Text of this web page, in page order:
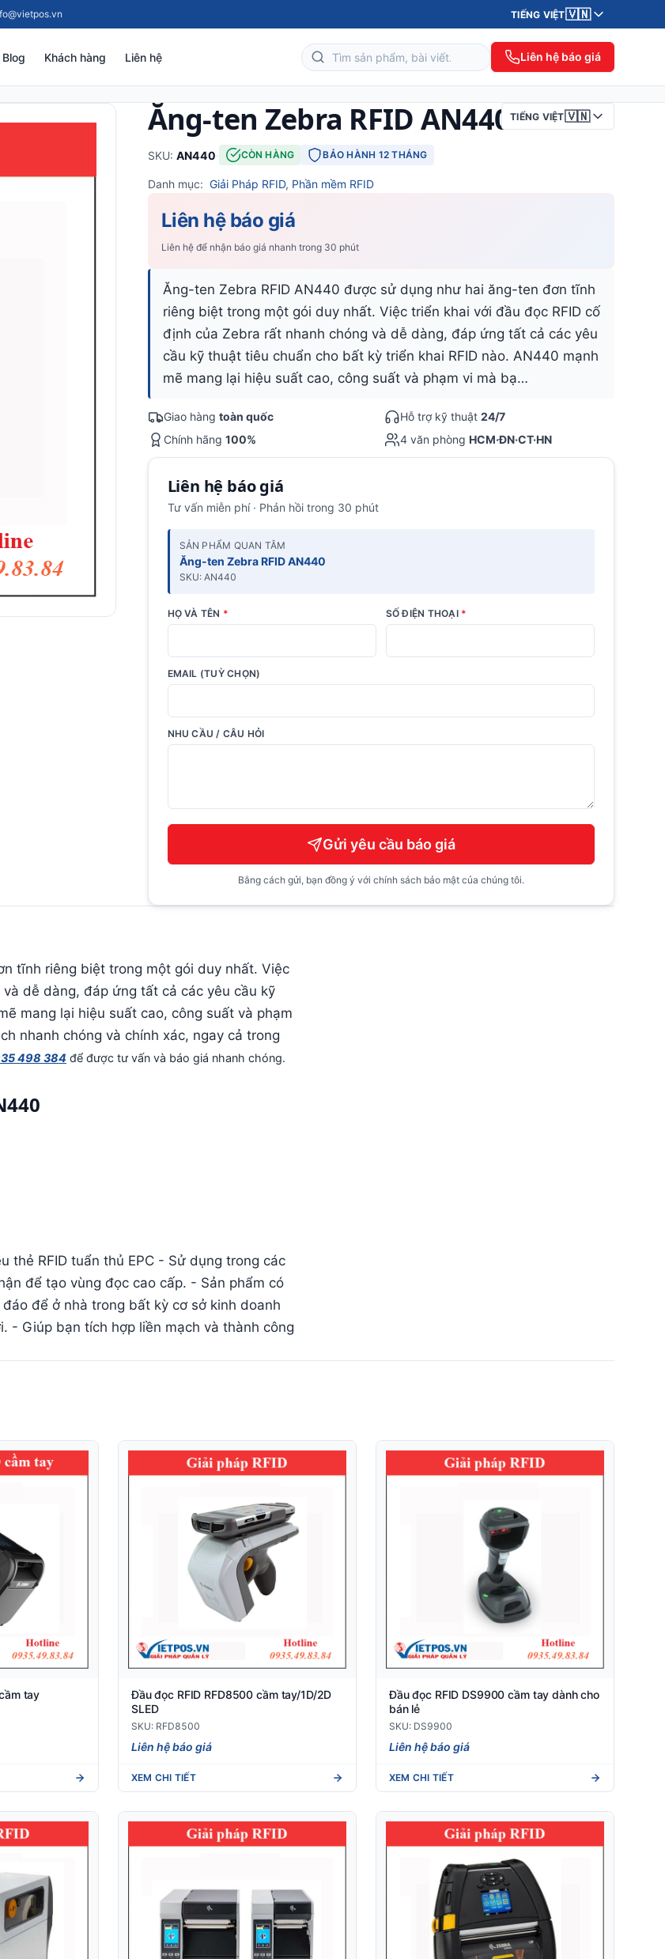
TIẾNG VIỆT🇻🇳
Blog Khách hàng Liên hệ Liên hệ báo giá
TIẾNG VIỆT🇻🇳
Ăng-ten Zebra RFID AN440
SKU: AN440· CÒN HÀNG BẢO HÀNH 12 THÁNG
Danh mục: Giải Pháp RFID, Phần mềm RFID
Liên hệ báo giá
Liên hệ để nhận báo giá nhanh trong 30 phút
Ăng-ten Zebra RFID AN440 được sử dụng như hai ăng-ten đơn tĩnh
riêng biệt trong một gói duy nhất. Việc triển khai với đầu đọc RFID cố
định của Zebra rất nhanh chóng và dễ dàng, đáp ứng tất cả các yêu
cầu kỹ thuật tiêu chuẩn cho bất kỳ triển khai RFID nào. AN440 mạnh
mẽ mang lại hiệu suất cao, công suất và phạm vi mà bạ…
Giao hàng toàn quốc Hỗ trợ kỹ thuật 24/7
Chính hãng 100% 4 văn phòng HCM·ĐN·CT·HN
Liên hệ báo giá
Tư vấn miễn phí · Phản hồi trong 30 phút
SẢN PHẨM QUAN TÂM
Ăng-ten Zebra RFID AN440
SKU: AN440
HỌ VÀ TÊN * SỐ ĐIỆN THOẠI *
EMAIL (TUỲ CHỌN)
NHU CẦU / CÂU HỎI
Gửi yêu cầu báo giá
Bằng cách gửi, bạn đồng ý với chính sách bảo mật của chúng tôi.
tĩnh riêng biệt trong một gói duy nhất. Việc
dễ dàng, đáp ứng tất cả các yêu cầu kỹ
mang lại hiệu suất cao, công suất và phạm
nhanh chóng và chính xác, ngay cả trong
498 384 để được tư vấn và báo giá nhanh chóng.
thẻ RFID tuẩn thủ EPC - Sử dụng trong các
để tạo vùng đọc cao cấp. - Sản phẩm có
để ở nhà trong bất kỳ cơ sở kinh doanh
- Giúp bạn tích hợp liền mạch và thành công
tay
Đầu đọc RFID RFD8500 cầm tay/1D/2D
SLED
SKU: RFD8500
Liên hệ báo giá
XEM CHI TIẾT
Đầu đọc RFID DS9900 cầm tay dành cho
bán lẻ
SKU: DS9900
Liên hệ báo giá
XEM CHI TIẾT